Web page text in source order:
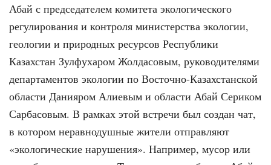
Абай с председателем комитета экологического
регулирования и контроля министерства экологии,
геологии и природных ресурсов Республики
Казахстан Зулфухаром Жолдасовым, руководителями
департаментов экологии по Восточно-Казахстанской
области Данияром Алиевым и области Абай Сериком
Сарбасовым. В рамках этой встречи был создан чат,
в котором неравнодушные жители отправляют
«экологические нарушения». Например, мусор или